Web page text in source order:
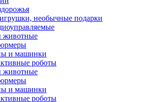
необычные подарки
животные
и машинки
роботы
животные
и машинки
роботы